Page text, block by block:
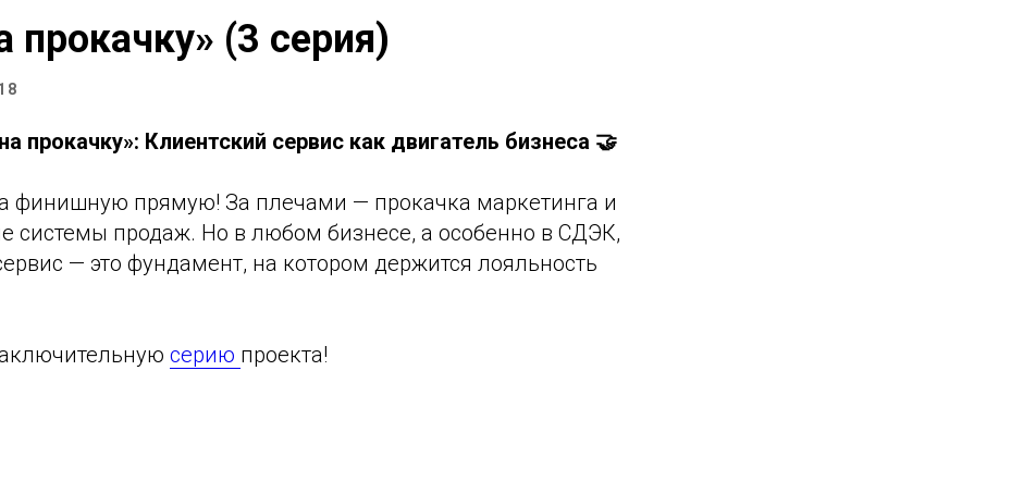
прокачку» (3 серия)
прокачку»: Клиентский сервис как двигатель бизнеса 🤝
прямую! За плечами — прокачка маркетинга и
системы продаж. Но в любом бизнесе, а особенно в СДЭК,
— это фундамент, на котором держится лояльность
серию проекта!